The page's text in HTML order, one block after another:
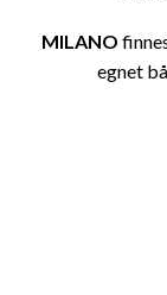
MILANO
egnet